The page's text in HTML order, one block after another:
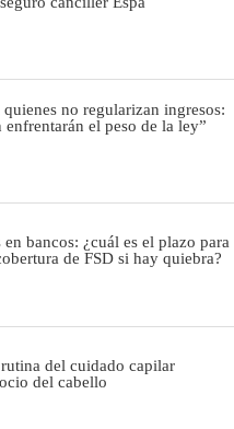
no regularizan ingresos:
enfrentarán el peso de la ley”
en bancos: ¿cuál es el plazo para
de FSD si hay quiebra?
del cuidado capilar
del cabello